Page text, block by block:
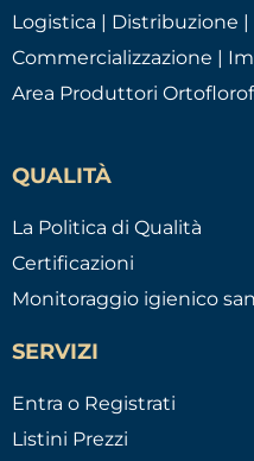
Logistica | Distribuzione
Commercializzazione |
Area Produttori
QUALITÀ
La Politica di Qualità
Certificazioni
Monitoraggio igienico
SERVIZI
Entra o Registrati
Listini Prezzi